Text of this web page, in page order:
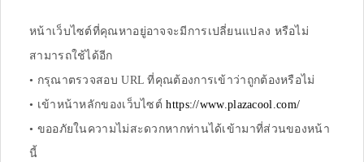
หน้าเว็บไซต์ที่คุณหาอยู่อาจจะมีการเปลี่ยนแปลง หรือไม่
สามารถใช้ได้อีก
• กรุณาตรวจสอบ URL ที่คุณต้องการเข้าว่าถูกต้องหรือไม่
• เข้าหน้าหลักของเว็บไซต์https://www.plazacool.com/
• ขออภัยในความไม่สะดวกหากท่านได้เข้ามาที่ส่วนของหน้า
นี้